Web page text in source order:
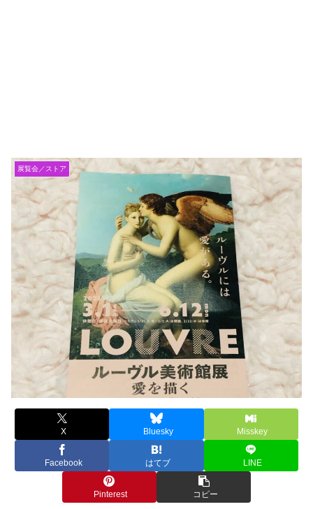
展覧会／ストア
X Bluesky Misskey
Facebook はてブ LINE
Pinterest コピー